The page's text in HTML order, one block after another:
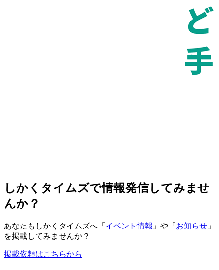
しかくタイムズで情報発信してみませ
んか？
あなたもしかくタイムズへ「 イベント情報 」や「 お知らせ 」
を掲載してみませんか？
掲載依頼はこちらから